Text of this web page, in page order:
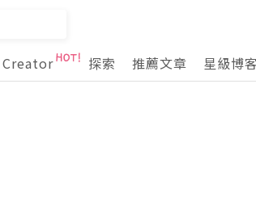
Creator 探索 推薦文章 星級博客